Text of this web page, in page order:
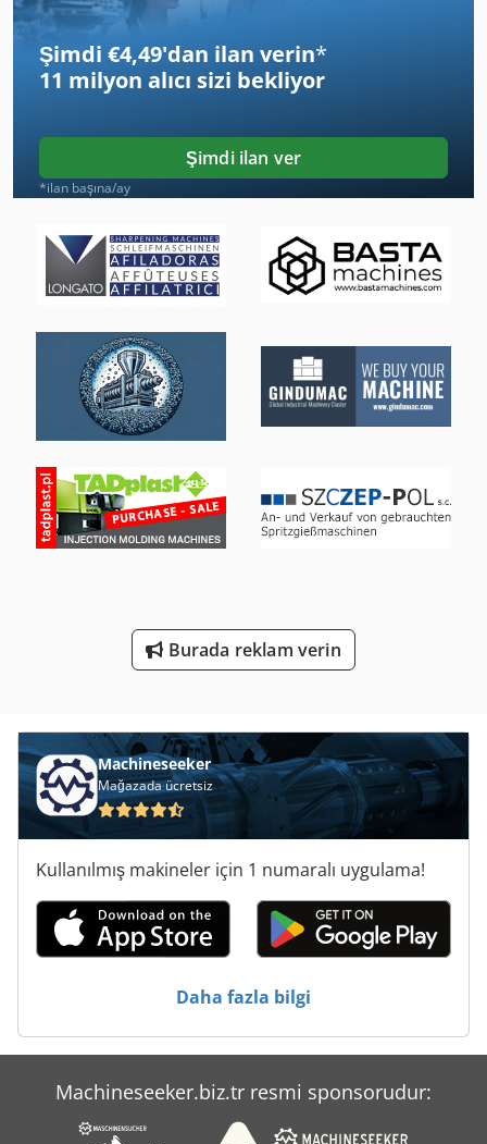
Izlenen Araç
Köşe Araçları
Makine Ekleme
Ne Genişletme
Sayfa Hub
St Baskı Sistemleri
Taş Işleme
Ticari Demir
Ticari Et Kıyma Makinesi
Yağ Su Ayırıcı
Yükleyici-Tekerlekli Yükleyici Iş Makinesi Ile
Çalışırken Araçları
Şimdi €4,49'dan ilan verin*
11 milyon alıcı sizi bekliyor
Şimdi ilan ver
*ilan başına/ay
Burada reklam verin
Machineseeker
Mağazada ücretsiz
Kullanılmış makineler için 1 numaralı uygulama!
Daha fazla bilgi
Machineseeker.biz.tr resmi sponsorudur: